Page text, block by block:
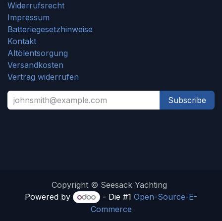
Widerrufsrecht
Impressum
Batteriegesetzhinweise
Kontakt
Altölentsorgung
Versandkosten
Vertrag widerrufen
Subscribe
Copyright © Seesack Yachting
Powered by
- Die #1 Open-Source-E-
Commerce